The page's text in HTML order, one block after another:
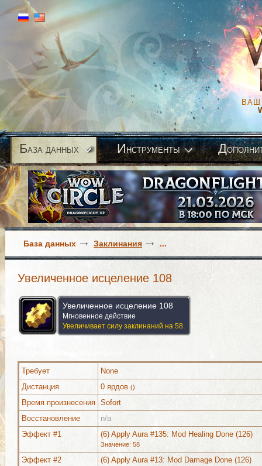
ВАШ
База данных Инструменты Д
База данных Заклинания ...
Увеличенное исцеление 108
Увеличенное исцеление 108
Мгновенное действие
Увеличивает силу заклинаний на 58.
Требует
None
Дистанция
0 ярдов ()
Время произнесения Sofort
Восстановление
n/a
Эффект #1
(6) Apply Aura #135: Mod Healing Done (126)
Значение: 58
Эффект #2 (6) Apply Aura #13: Mod Damage Done (126)
Комментарии Изображения